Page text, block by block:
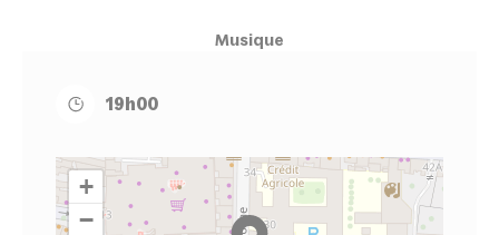
Musique
19h00
+
−